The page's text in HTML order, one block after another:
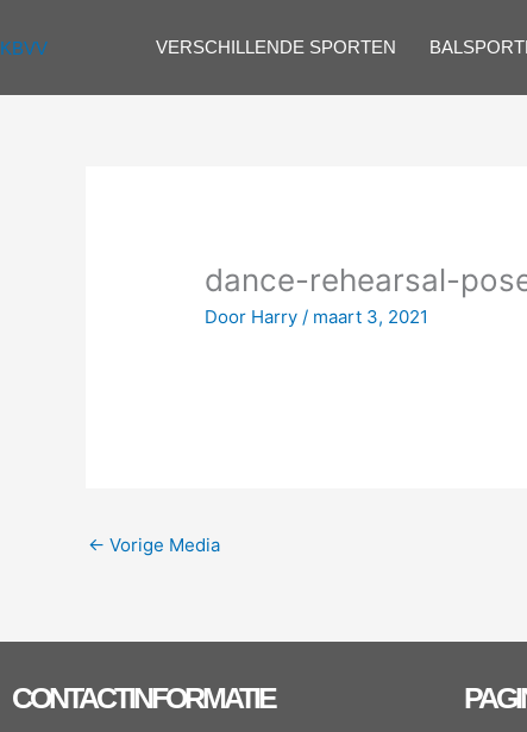
naar
inhoud
KBVV VERSCHILLENDE SPORTEN
dance-rehearsal-
Door Harry/ maart 3, 2021
← Vorige Media
CONTACTINFORMATIE